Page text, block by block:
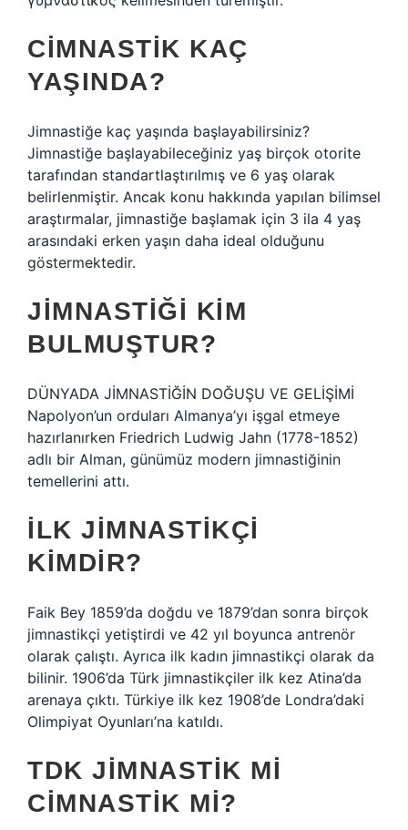
CIMNASTIK KAÇ
YAŞINDA?
Jimnastiğe kaç yaşında başlayabilirsiniz?
Jimnastiğe başlayabileceğiniz yaş birçok otorite
tarafından standartlaştırılmış ve 6 yaş olarak
belirlenmiştir. Ancak konu hakkında yapılan bilimsel
araştırmalar, jimnastiğe başlamak için 3 ila 4 yaş
arasındaki erken yaşın daha ideal olduğunu
göstermektedir.
JIMNASTIĞI KIM
BULMUŞTUR?
DÜNYADA JİMNASTİĞİN DOĞUŞU VE GELİŞİMİ
Napolyon’un orduları Almanya’yı işgal etmeye
hazırlanırken Friedrich Ludwig Jahn (1778-1852)
adlı bir Alman, günümüz modern jimnastiğinin
temellerini attı.
İLK JIMNASTIKÇI
KIMDIR?
Faik Bey 1859’da doğdu ve 1879’dan sonra birçok
jimnastikçi yetiştirdi ve 42 yıl boyunca antrenör
olarak çalıştı. Ayrıca ilk kadın jimnastikçi olarak da
bilinir. 1906’da Türk jimnastikçiler ilk kez Atina’da
arenaya çıktı. Türkiye ilk kez 1908’de Londra’daki
Olimpiyat Oyunları’na katıldı.
TDK JIMNASTIK MI
CIMNASTIK MI?